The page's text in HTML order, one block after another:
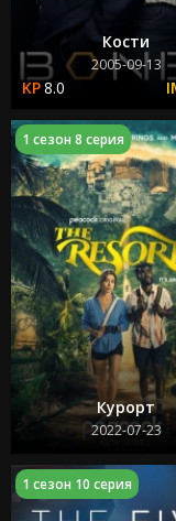
Кости
2005-09-13
8.0
Курорт
2022-07-23
1 сезон 8 серия
1 сезон 10 серия